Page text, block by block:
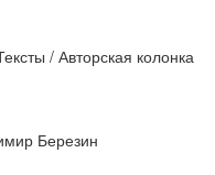
/Авторская колонка
Березин